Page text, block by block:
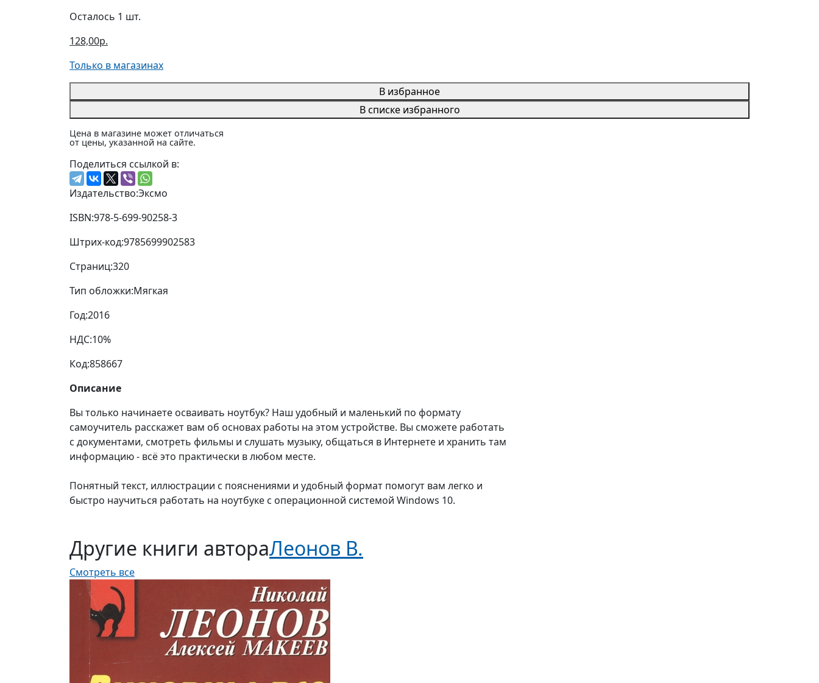
Осталось 1 шт.
128,00р.
Только в магазинах
В избранное
В списке избранного
Цена в магазине может отличаться
от цены, указанной на сайте.
Поделиться ссылкой в:
Издательство:Эксмо
ISBN:978-5-699-90258-3
Штрих-код:9785699902583
Страниц:320
Тип обложки:Мягкая
Год:2016
НДС:10%
Код:858667
Описание
Вы только начинаете осваивать ноутбук? Наш удобный и маленький по формату
самоучитель расскажет вам об основах работы на этом устройстве. Вы сможете работать
с документами, смотреть фильмы и слушать музыку, общаться в Интернете и хранить там
информацию - всё это практически в любом месте.
Понятный текст, иллюстрации с пояснениями и удобный формат помогут вам легко и
быстро научиться работать на ноутбуке с операционной системой Windows 10.
Другие книги автораЛеонов В.
Смотреть все